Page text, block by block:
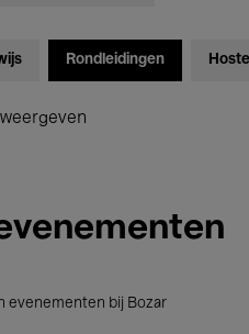
Rondleidingen
evenementen bij Bozar